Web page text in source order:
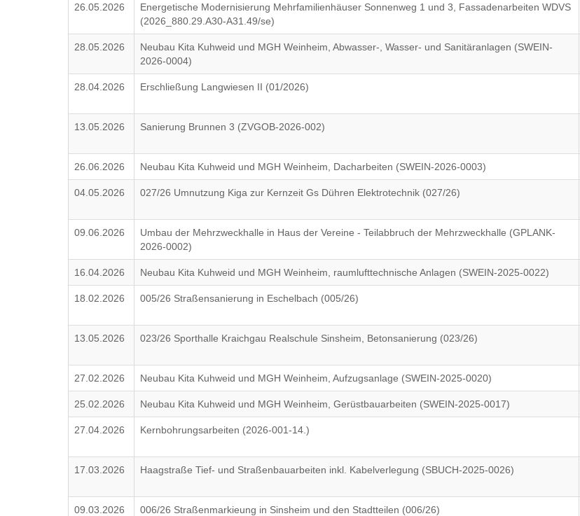
26.05.2026
Energetische Modernisierung Mehrfamilienhäuser Sonnenweg 1 und 3, Fassadenarbeiten WDVS
(2026_880.29.A30-A31.49/se)
28.05.2026
Neubau Kita Kuhweid und MGH Weinheim, Abwasser-, Wasser- und Sanitäranlagen (SWEIN-
2026-0004)
28.04.2026 Erschließung Langwiesen II (01/2026)
13.05.2026 Sanierung Brunnen 3 (ZVGOB-2026-002)
26.06.2026 Neubau Kita Kuhweid und MGH Weinheim, Dacharbeiten (SWEIN-2026-0003)
04.05.2026 027/26 Umnutzung Kiga zur Kernzeit Gs Dühren Elektrotechnik (027/26)
09.06.2026
Umbau der Mehrzweckhalle in Haus der Vereine - Teilabbruch der Mehrzweckhalle (GPLANK-
2026-0002)
16.04.2026 Neubau Kita Kuhweid und MGH Weinheim, raumlufttechnische Anlagen (SWEIN-2025-0022)
18.02.2026 005/26 Straßensanierung in Eschelbach (005/26)
13.05.2026 023/26 Sporthalle Kraichgau Realschule Sinsheim, Betonsanierung (023/26)
27.02.2026 Neubau Kita Kuhweid und MGH Weinheim, Aufzugsanlage (SWEIN-2025-0020)
25.02.2026 Neubau Kita Kuhweid und MGH Weinheim, Gerüstbauarbeiten (SWEIN-2025-0017)
27.04.2026 Kernbohrungsarbeiten (2026-001-14.)
17.03.2026 Haagstraße Tief- und Straßenbauarbeiten inkl. Kabelverlegung (SBUCH-2025-0026)
09.03.2026 006/26 Straßenmarkieung in Sinsheim und den Stadtteilen (006/26)